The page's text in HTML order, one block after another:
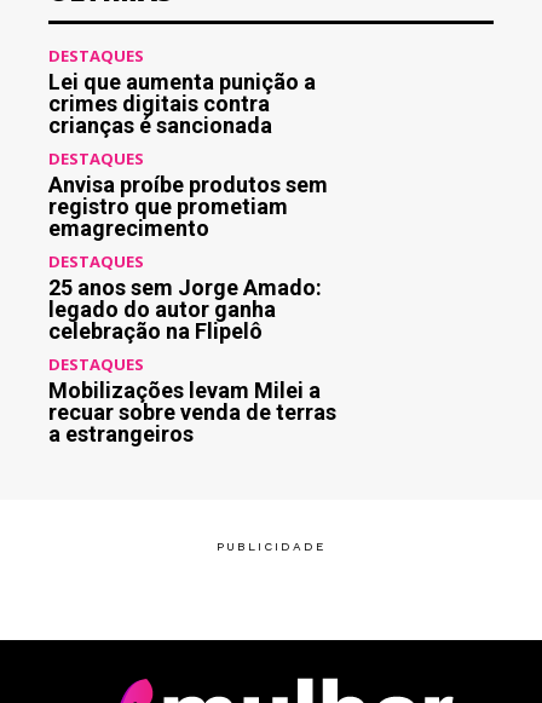
DESTAQUES
Lei que aumenta punição a
crimes digitais contra
crianças é sancionada
DESTAQUES
Anvisa proíbe produtos sem
registro que prometiam
emagrecimento
DESTAQUES
25 anos sem Jorge Amado:
legado do autor ganha
celebração na Flipelô
DESTAQUES
Mobilizações levam Milei a
recuar sobre venda de terras
a estrangeiros